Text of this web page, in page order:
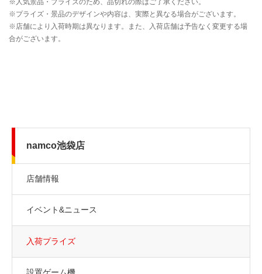
namco池袋店
店舗情報
イベント&ニュース
入荷プライズ
設置ゲーム機